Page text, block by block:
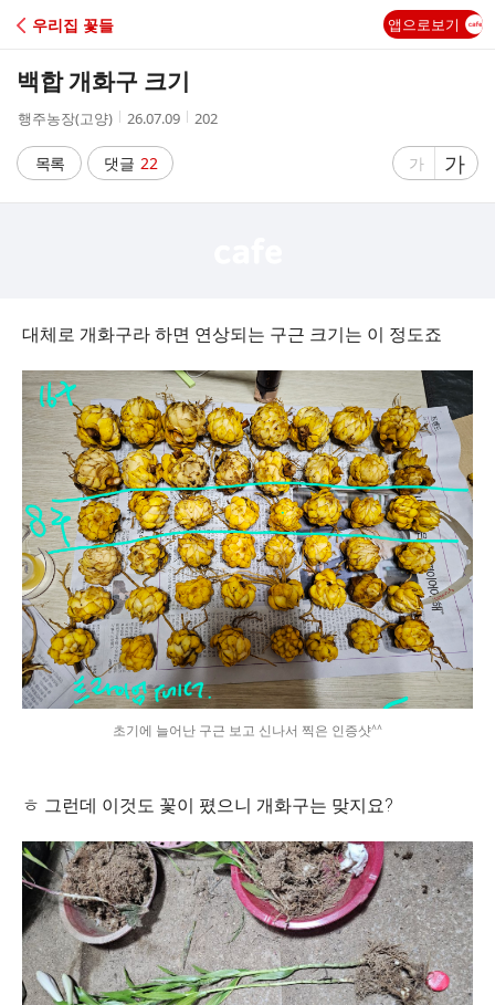
C
A
우리집 꽃들 앱으로보기
백합 개화구 크기
작
자
행주농장(고양)
작
시
간
26.07.09
조
202
목록 댓글 22
글
게
가
글
자
가
대체로 개화구라 하면 연상되는 구근 크기는 이 정도죠
초기에 늘어난 구근 보고 신나서 찍은 인증샷^^
ㅎ 그런데 이것도 꽃이 폈으니 개화구는 맞지요?